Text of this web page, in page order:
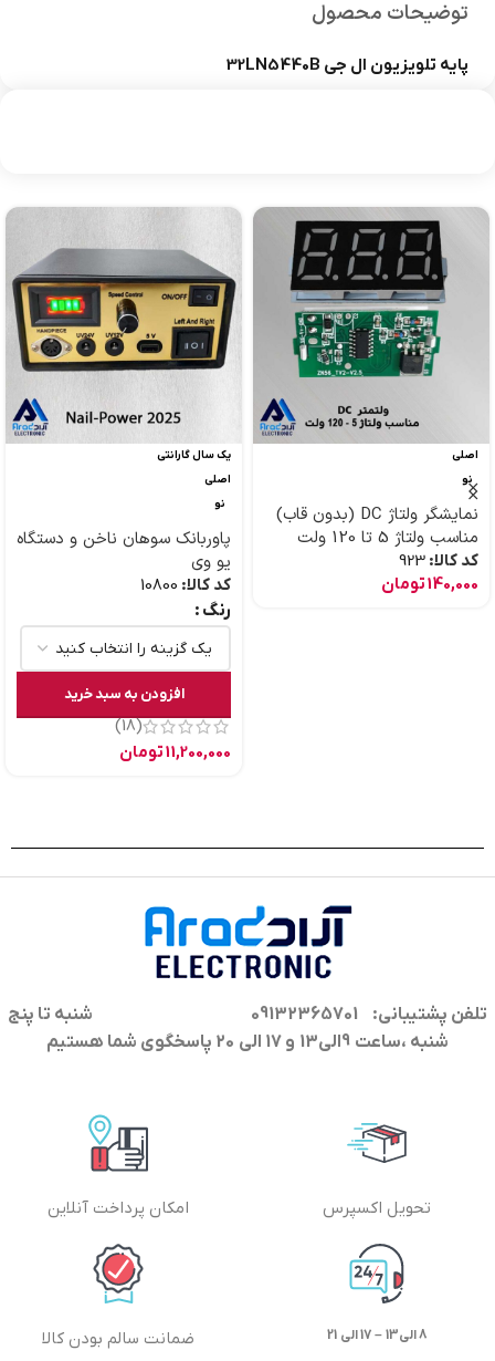
توضیحات محصول
پایه تلویزیون ال جی 32LN5440B
اصلی
نو
نمایشگر ولتاژ DC (بدون قاب)
مناسب ولتاژ 5 تا 120 ولت
کد کالا: 923
140,000تومان
یک سال گارانتی
اصلی
نو
پاوربانک سوهان ناخن و دستگاه
یو وی
کد کالا: 10800
رنگ
افزودن به سبد خرید
(18)
11,200,000تومان
تلفن پشتیبانی: 09132365701
شنبه تا پنج
شنبه ،ساعت 9الی13 و 17 الی 20 پاسخگوی شما هستیم
تحویل اکسپرس امکان پرداخت آنلاین
8 الی13 – 17 الی 21 ضمانت سالم بودن کالا